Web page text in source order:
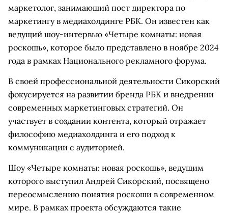
маркетолог, занимающий пост директора по
маркетингу в медиахолдинге РБК. Он известен как
ведущий шоу-интервью «Четыре комнаты: новая
роскошь», которое было представлено в ноябре 2024
года в рамках Национального рекламного форума.
В своей профессиональной деятельности Сикорский
фокусируется на развитии бренда РБК и внедрении
современных маркетинговых стратегий. Он
участвует в создании контента, который отражает
философию медиахолдинга и его подход к
коммуникации с аудиторией.
Шоу «Четыре комнаты: новая роскошь», ведущим
которого выступил Андрей Сикорский, посвящено
переосмыслению понятия роскоши в современном
мире. В рамках проекта обсуждаются такие